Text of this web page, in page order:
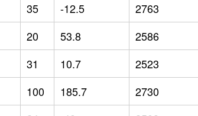
35 -12.5 2763
20 53.8 2586
31 10.7 2523
100 185.7 2730